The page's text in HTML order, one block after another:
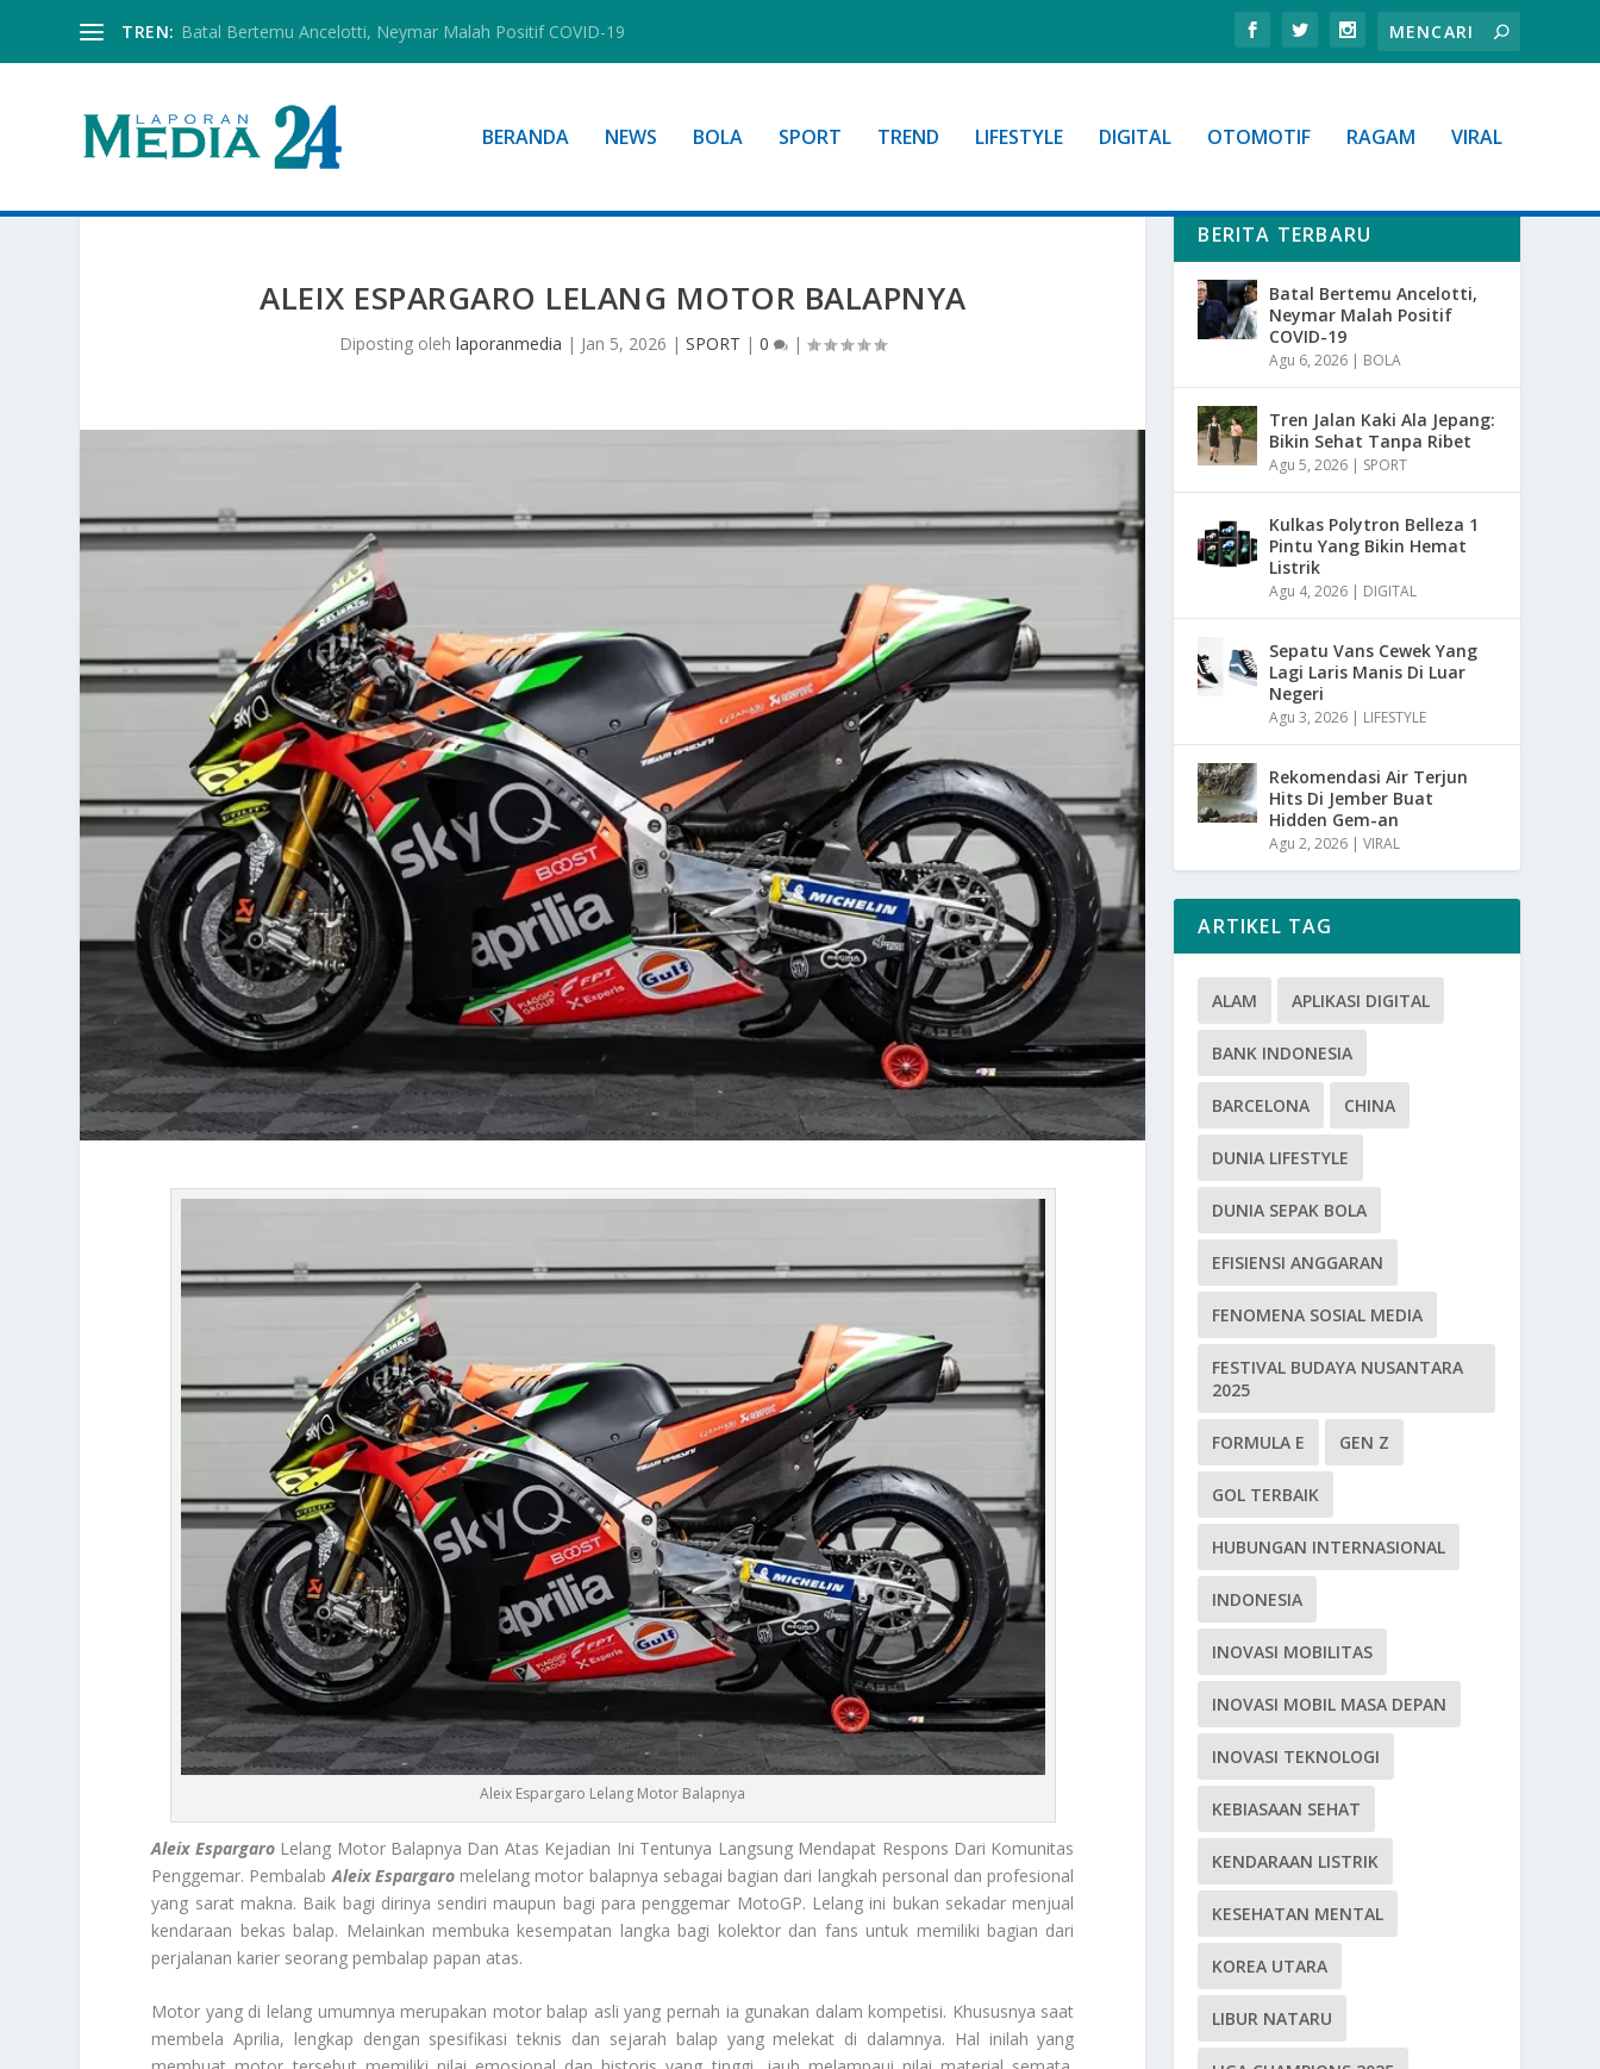
TREN: Batal Bertemu Ancelotti, Neymar Malah Positif COVID-19
BERANDA NEWS BOLA SPORT TREND LIFESTYLE DIGITAL OTOMOTIF RAGAM VIRAL
ALEIX ESPARGARO LELANG MOTOR BALAPNYA
Diposting olehlaporanmedia | Jan 5, 2026 |SPORT |0 |
Aleix Espargaro Lelang Motor Balapnya
Aleix EspargaroLelang Motor Balapnya Dan Atas Kejadian Ini Tentunya Langsung Mendapat Respons Dari Komunitas
Penggemar. Pembalab Aleix Espargaromelelang motor balapnya sebagai bagian dari langkah personal dan profesional
yang sarat makna. Baik bagi dirinya sendiri maupun bagi para penggemar MotoGP. Lelang ini bukan sekadar menjual
kendaraan bekas balap. Melainkan membuka kesempatan langka bagi kolektor dan fans untuk memiliki bagian dari
perjalanan karier seorang pembalap papan atas.
Motor yang di lelang umumnya merupakan motor balap asli yang pernah ia gunakan dalam kompetisi. Khususnya saat
membela Aprilia, lengkap dengan spesifikasi teknis dan sejarah balap yang melekat di dalamnya. Hal inilah yang
BERITA TERBARU
Batal Bertemu Ancelotti,
Neymar Malah Positif
COVID-19
Agu 6, 2026 | BOLA
Tren Jalan Kaki Ala Jepang:
Bikin Sehat Tanpa Ribet
Agu 5, 2026 | SPORT
Kulkas Polytron Belleza 1
Pintu Yang Bikin Hemat
Listrik
Agu 4, 2026 | DIGITAL
Sepatu Vans Cewek Yang
Lagi Laris Manis Di Luar
Negeri
Agu 3, 2026 | LIFESTYLE
Rekomendasi Air Terjun
Hits Di Jember Buat
Hidden Gem-an
Agu 2, 2026 |VIRAL
ARTIKEL TAG
ALAM APLIKASI DIGITAL
BANK INDONESIA
BARCELONA CHINA
DUNIA LIFESTYLE
DUNIA SEPAK BOLA
EFISIENSI ANGGARAN
FENOMENA SOSIAL MEDIA
FESTIVAL BUDAYA NUSANTARA
2025
FORMULA E GEN Z
GOL TERBAIK
HUBUNGAN INTERNASIONAL
INDONESIA
INOVASI MOBILITAS
INOVASI MOBIL MASA DEPAN
INOVASI TEKNOLOGI
KEBIASAAN SEHAT
KENDARAAN LISTRIK
KESEHATAN MENTAL
KOREA UTARA
LIBUR NATARU